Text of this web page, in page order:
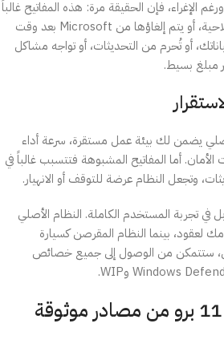
الإغراء، فإن الحقيقة مرة: هذه المفاتيح غالباً
ما تكون مسروقة، منتهية الصلاحية، أو يتم إلغاؤها من Microsoft بعد وقت
أو تُحرم من التحديثات، أو تواجه مشاكل
مبلغ بسيط.
برو بمفتاح أصلي يضمن لك بيئة عمل مستقرة، سرعة أداء
أما المفاتيح المشبوهة فتتسبب غالباً في
وتجعل النظام عرضة للتوقف أو الانهيار.
في تجربة المستخدم الكاملة. النظام الأصلي
لعقود، بينما النظام المقرصن كسيارة
ستتمكن من الوصول إلى جميع خصائص
شراء مفتاح ويندوز 11 برو من مصادر موثوقة